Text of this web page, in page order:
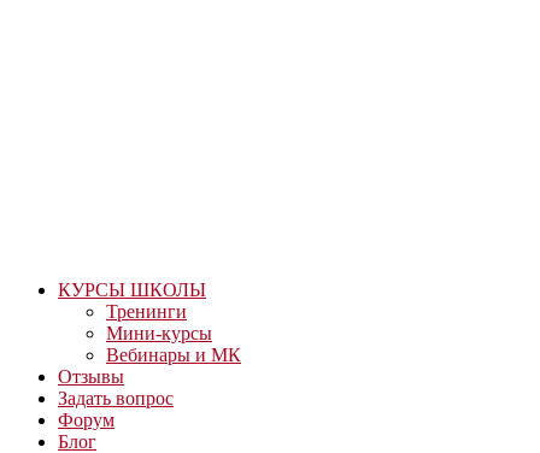
КУРСЫ ШКОЛЫ
Тренинги
Мини-курсы
Вебинары и МК
Отзывы
Задать вопрос
Форум
Блог